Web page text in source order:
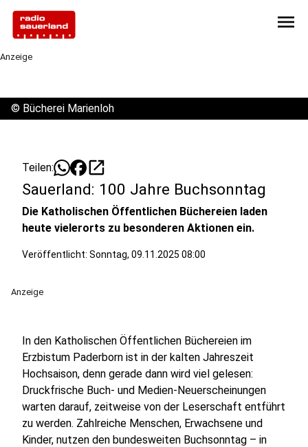
menu
Anzeige
© Bücherei Marienloh
Teilen: open_in_new
Sauerland: 100 Jahre Buchsonntag
Die Katholischen Öffentlichen Büchereien laden
heute vielerorts zu besonderen Aktionen ein.
Veröffentlicht: Sonntag, 09.11.2025 08:00
Anzeige
In den Katholischen Öffentlichen Büchereien im
Erzbistum Paderborn ist in der kalten Jahreszeit
Hochsaison, denn gerade dann wird viel gelesen:
Druckfrische Buch- und Medien-Neuerscheinungen
warten darauf, zeitweise von der Leserschaft entführt
zu werden. Zahlreiche Menschen, Erwachsene und
Kinder, nutzen den bundesweiten Buchsonntag – in